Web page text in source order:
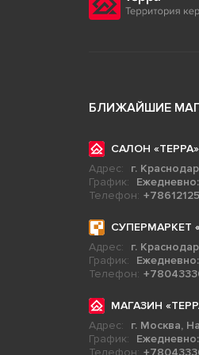
БЛИЖАЙШИЕ
САЛОН
Адрес:
г.
График:
Телефон:
СУПЕРМАРКЕТ
Адрес:
г.
График:
Телефон:
МАГАЗИН
Адрес:
г. Москва,
График:
Телефон: